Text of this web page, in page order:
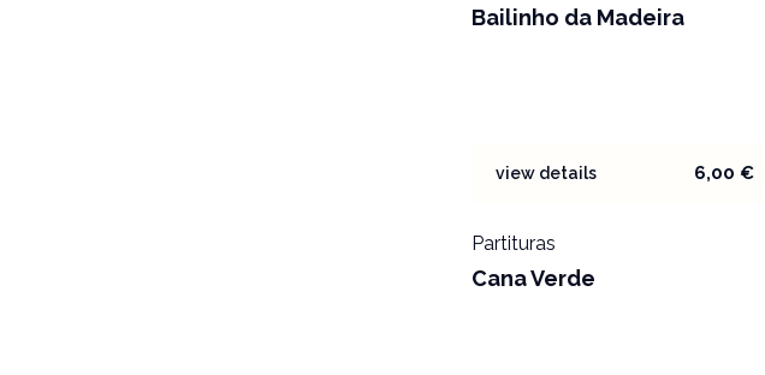
Bailinho da Madeira
view details 6,00€
Partituras
Cana Verde